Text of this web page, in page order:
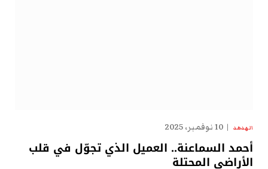
الهدهد 10 نوفمبر، 2025
أحمد السماعنة.. العميل الذي تجوّل في قلب
الأراضي المحتلة